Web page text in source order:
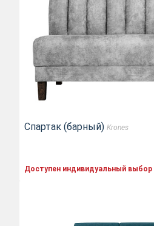
Спартак (барный) Krones
Доступен индивидуальный выбор